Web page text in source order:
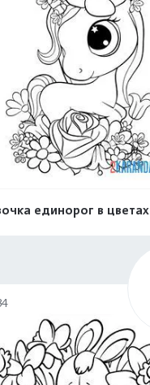
единорог в цветах